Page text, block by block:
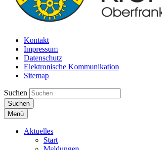
Kontakt
Impressum
Datenschutz
Elektronische Kommunikation
Sitemap
Suchen
Suchen
Menü
Aktuelles
Start